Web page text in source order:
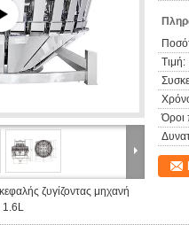
ζυγίζοντας μηχανή
1.6L
Τιμή:
Όροι